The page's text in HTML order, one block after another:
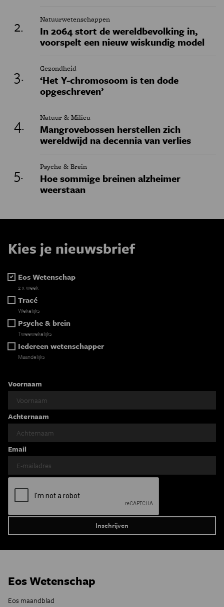
Natuurwetenschappen
In 2064 stort de wereldbevolking in,
voorspelt een nieuw wiskundig model
Gezondheid
‘Het Y-chromosoom is ten dode
opgeschreven’
Natuur & Milieu
Mangrovebossen herstellen zich
wereldwijd na decennia van verlies
Psyche & Brein
Hoe sommige breinen alzheimer
weerstaan
Kies je nieuwsbrief
Eos Wetenschap
2 x week
Tracé
Wekelijks
Psyche & brein
Tweewekelijks
Iedereen wetenschapper
Maandelijks
Voornaam
Achternaam
Email
Eos Wetenschap
Eos maandblad